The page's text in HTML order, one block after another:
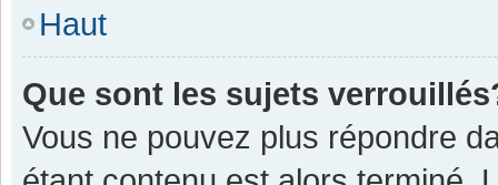
Haut
Que sont les sujets
Vous ne pouvez plus répondre